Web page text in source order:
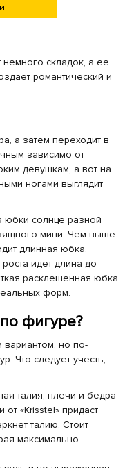
складок, а ее
романтический и
а затем переходит в
зависимо от
девушкам, а вот на
ногами выглядит
юбки солнце разной
мини. Чем выше
длинная юбка.
идет длина до
расклешенная юбка
форм.
фигуре?
вариантом, но по-
Что следует учесть,
талия, плечи и бедра
от «Krisstel» придаст
талию. Стоит
максимально